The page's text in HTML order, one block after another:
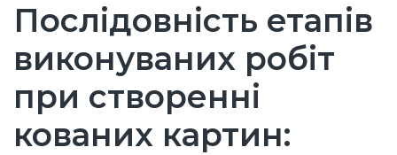
Послідовність етапів
виконуваних робіт
при створенні
кованих картин: